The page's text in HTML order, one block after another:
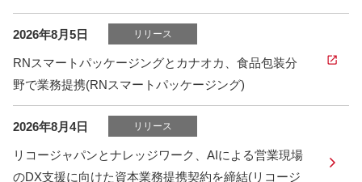
2026年8月5日 リリース
RNスマートパッケージングとカナオカ、食品包装分
野で業務提携(RNスマートパッケージング)
2026年8月4日 リリース
リコージャパンとナレッジワーク、AIによる営業現場
のDX支援に向けた資本業務提携契約を締結(リコージ